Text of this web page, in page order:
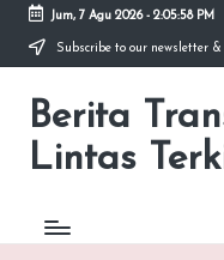
Skip
content
Jum, 7 Agu 2026- 2:05:59 PM
Subscribe to our newsletter
Berita
Lintas
premancity.biz.id